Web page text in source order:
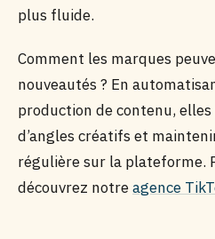
plus fluide.
Comment les marques
nouveautés ? En
production de contenu,
d’angles créatifs et
régulière sur la plateforme.
découvrez notreagence